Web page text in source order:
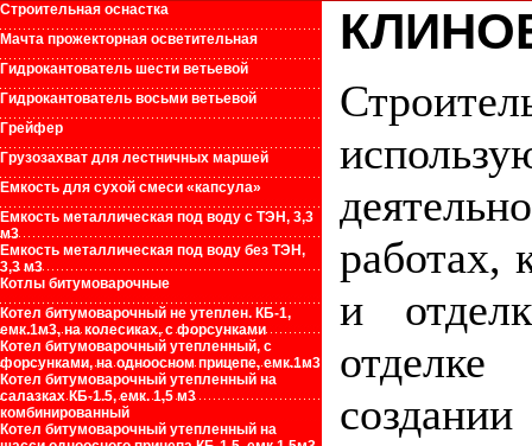
Строительная оснастка
Мачта прожекторная осветительная
Гидрокантователь шести ветьевой
Гидрокантователь восьми ветьевой
Грейфер
Грузозахват для лестничных маршей
Емкость для сухой смеси «капсула»
Емкость металлическая под воду с ТЭН, 3,3
м3
Емкость металлическая под воду без ТЭН,
3,3 м3
Котлы битумоварочные
Котел битумоварочный не утеплен. КБ-1,
емк.1м3, на колесиках, с форсунками
Котел битумоварочный утепленный, с
форсунками, на одноосном прицепе, емк.1м3
Котел битумоварочный утепленный на
салазках КБ-1.5, емк. 1,5 м3
комбинированный
Котел битумоварочный утепленный на
работах,
и